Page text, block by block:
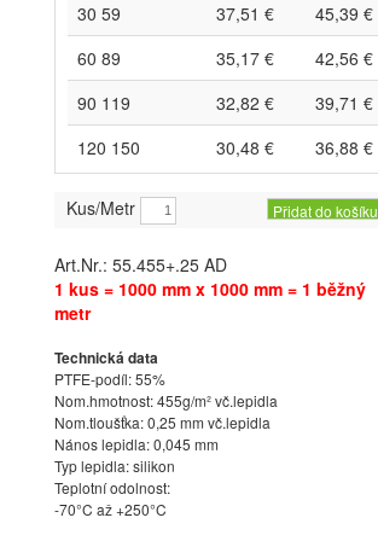
30 59
37,51 €
45,39 €
60 89
35,17 €
42,56 €
90 119
32,82 €
39,71 €
120 150
30,48 € 36,88 €
Kus/Metr Přidat do košíku
Art.Nr.: 55.455+.25 AD
1 kus = 1000 mm x 1000 mm = 1 běžný
metr
Technická data
PTFE-podíl: 55%
Nom.hmotnost: 455g/m² vč.lepidla
Nom.tloušťka: 0,25 mm vč.lepidla
Nános lepidla: 0,045 mm
Typ lepidla: silikon
Teplotní odolnost:
-70°C až +250°C